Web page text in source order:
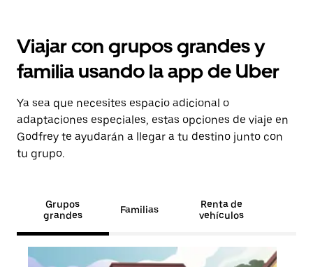
Viajar con grupos grandes y
familia usando la app de Uber
Ya sea que necesites espacio adicional o
adaptaciones especiales, estas opciones de viaje en
Godfrey te ayudarán a llegar a tu destino junto con
tu grupo.
Grupos
grandes
Familias
Renta de
vehículos